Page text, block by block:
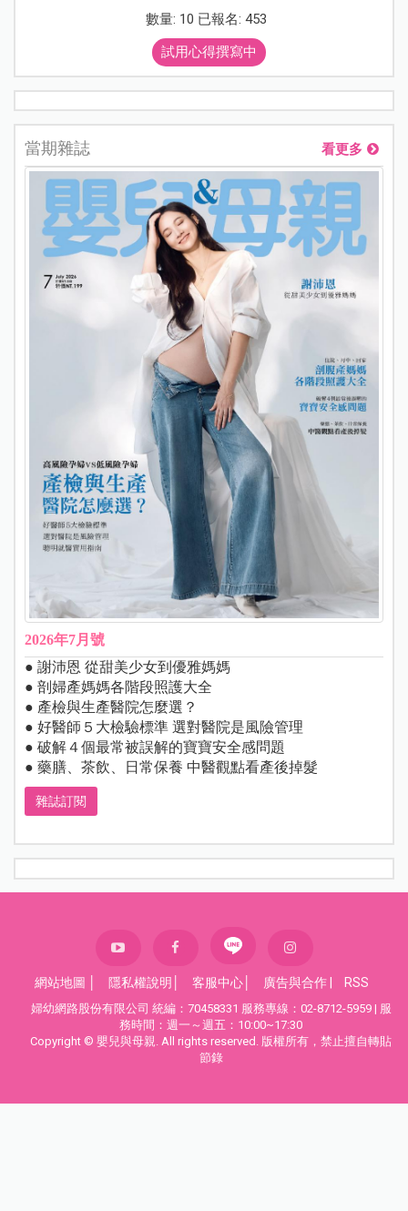
數量: 10 已報名: 453
試用心得撰寫中
當期雜誌 看更多
2026年7月號
● 謝沛恩 從甜美少女到優雅媽媽
● 剖婦產媽媽各階段照護大全
● 產檢與生產醫院怎麼選？
● 好醫師５大檢驗標準 選對醫院是風險管理
● 破解４個最常被誤解的寶寶安全感問題
● 藥膳、茶飲、日常保養 中醫觀點看產後掉髮
雜誌訂閱
網站地圖 隱私權說明 客服中心 廣告與合作 RSS
婦幼網路股份有限公司 統編：70458331 服務專線：02-8712-5959 | 服
務時間：週一～週五：10:00~17:30
Copyright © 嬰兒與母親. All rights reserved. 版權所有，禁止擅自轉貼
節錄